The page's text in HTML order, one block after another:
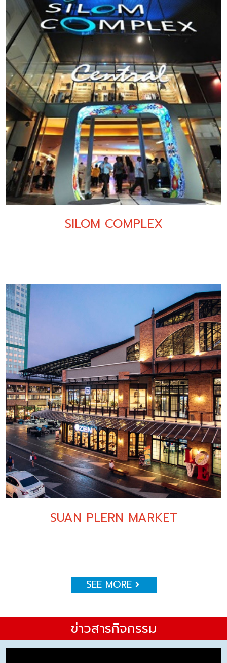
SILOM COMPLEX
SUAN PLERN MARKET
SEE MORE
ข่าวสารกิจกรรม